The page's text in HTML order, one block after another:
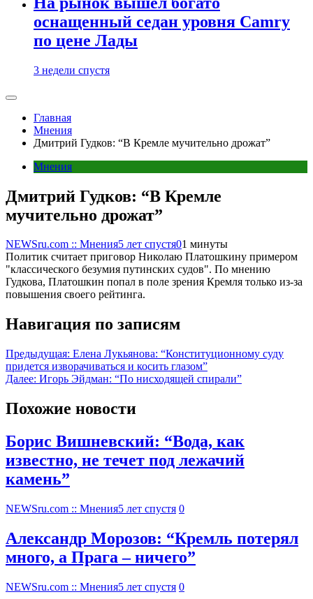
оснащенный седан уровня Camry
по цене Лады
3 недели спустя
Главная
Мнения
Дмитрий Гудков: “В Кремле мучительно дрожат”
Мнения
Дмитрий Гудков: “В Кремле
мучительно дрожат”
NEWSru.com :: Мнения5 лет спустя01 минуты
Политик считает приговор Николаю Платошкину примером
"классического безумия путинских судов". По мнению
Гудкова, Платошкин попал в поле зрения Кремля только из-за
повышения своего рейтинга.
Навигация по записям
Предыдущая: Елена Лукьянова: “Конституционному суду
придется изворачиваться и косить глазом”
Далее: Игорь Эйдман: “По нисходящей спирали”
Похожие новости
Борис Вишневский: “Вода, как
известно, не течет под лежачий
камень”
NEWSru.com :: Мнения5 лет спустя 0
Александр Морозов: “Кремль потерял
много, а Прага – ничего”
NEWSru.com :: Мнения5 лет спустя 0